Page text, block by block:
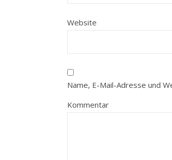
Website
Name, E-Mail-Adresse und
Kommentar